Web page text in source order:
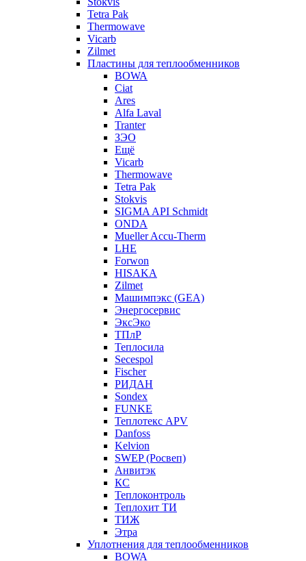
Tetra Pak
Thermowave
Vicarb
Zilmet
Пластины для теплообменников
BOWA
Ciat
Ares
Alfa Laval
Tranter
ЗЭО
Ещё
Vicarb
Thermowave
Tetra Pak
Stokvis
SIGMA API Schmidt
ONDA
Mueller Accu-Therm
LHE
Forwon
HISAKA
Zilmet
Машимпэкс (GEA)
Энергосервис
ЭксЭко
ТПлР
Теплосила
Secespol
Fischer
РИДАН
Sondex
FUNKE
Теплотекс APV
Danfoss
Kelvion
SWEP (Росвеп)
Анвитэк
КС
Теплоконтроль
Теплохит ТИ
ТИЖ
Этра
Уплотнения для теплообменников
BOWA